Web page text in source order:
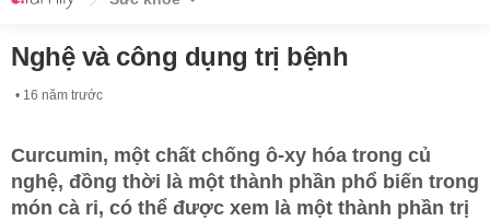
Nghệ và công dụng trị bệnh
16 năm trước
Curcumin, một chất chống ô-xy hóa trong củ
nghệ, đồng thời là một thành phần phổ biến trong
món cà ri, có thể được xem là một thành phần trị